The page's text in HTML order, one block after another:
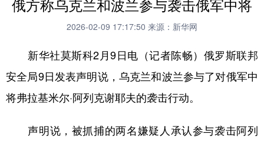
学习进行时 高层 时政 人事
财经 网评
台湾 思客智库 全球连线 教育
科技 科创 量子 体育
文化 书画 健康
访谈 视频 图片 政务
俄方称乌克兰和波兰参与袭击俄军中将
2026-02-09 17:17:50 来源：新华网
新华社莫斯科2月9日电（记者陈畅）俄罗斯联邦
安全局9日发表声明说，乌克兰和波兰参与了对俄军中
将弗拉基米尔·阿列克谢耶夫的袭击行动。
声明说，被抓捕的两名嫌疑人承认参与袭击阿列